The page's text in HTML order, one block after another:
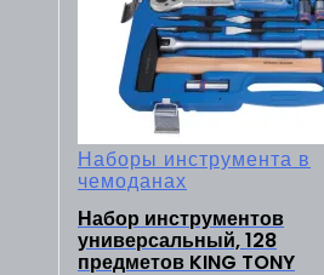
Наборы инструмента в
чемоданах
Набор инструментов
универсальный, 128
предметов KING TONY